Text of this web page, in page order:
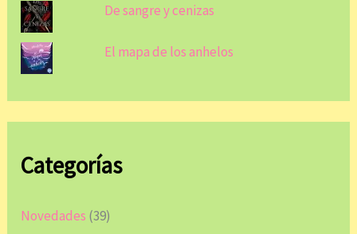
De sangre y cenizas
El mapa de los anhelos
Categorías
Novedades (39)